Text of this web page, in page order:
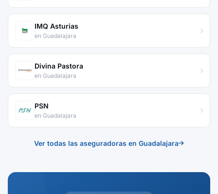
IMQ Asturias
en Guadalajara
Divina Pastora
en Guadalajara
PSN
en Guadalajara
Ver todas las aseguradoras en Guadalajara